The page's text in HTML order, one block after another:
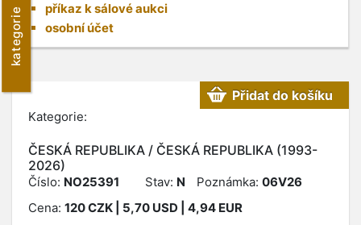
kategorie
příkaz k sálové aukci
osobní účet
Kategorie:
ČESKÁ REPUBLIKA / ČESKÁ REPUBLIKA (1993-
2026)
Přidat do košíku
Číslo: NO25391 Stav: N Poznámka: 06V26
Cena: 120CZK | 5,70 USD | 4,94 EUR